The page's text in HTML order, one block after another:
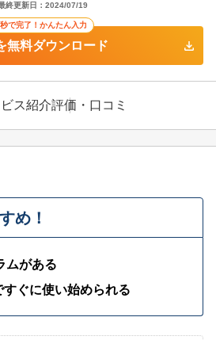
終更新日： 2024/07/19
で完了！かんたん入力
無料ダウンロード
ス紹介評価・口コミ
め！
ムがある
ぐに使い始められる